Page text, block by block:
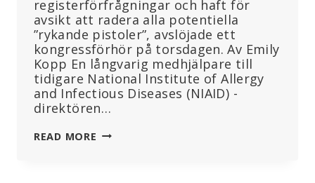
registerförfrågningar och haft för
avsikt att radera alla potentiella
”rykande pistoler”, avslöjade ett
kongressförhör på torsdagen. Av Emily
Kopp En långvarig medhjälpare till
tidigare National Institute of Allergy
and Infectious Diseases (NIAID) -
direktören…
READ MORE FAUCI